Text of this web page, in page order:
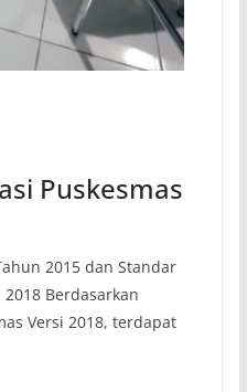
Puskesmas
2015 dan Standar
Berdasarkan
Versi 2018, terdapat